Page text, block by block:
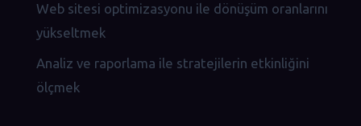
Web sitesi optimizasyonu ile dönüşüm oranlarını
yükseltmek
Analiz ve raporlama ile stratejilerin etkinliğini
ölçmek